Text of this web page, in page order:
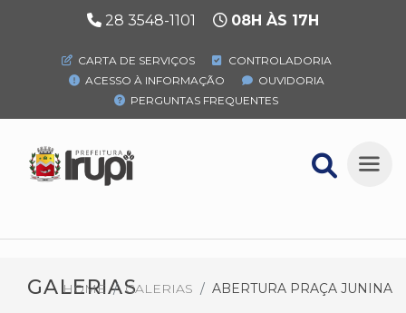
28 3548-1101 08H ÀS 17H
CARTA DE SERVIÇOS
CONTROLADORIA
ACESSO À INFORMAÇÃO
OUVIDORIA
PERGUNTAS FREQUENTES
GALERIAS
HOME GALERIAS ABERTURA PRAÇA JUNINA